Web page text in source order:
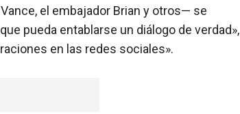
el embajador Brian y otros— se
pueda entablarse un diálogo de verdad»,
en las redes sociales».